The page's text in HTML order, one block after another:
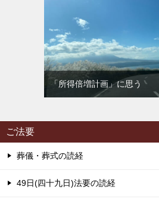
「所得倍増計画」に思う
ご法要
葬儀・葬式の読経
49日(四十九日)法要の読経